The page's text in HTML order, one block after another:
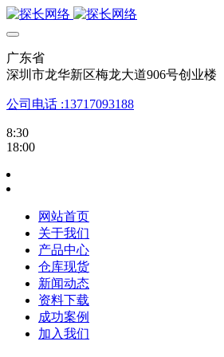
广东省
深圳市龙华新区梅龙大道906号创业楼
公司电话 :13717093188
8:30
18:00
网站首页
关于我们
产品中心
仓库现货
新闻动态
资料下载
成功案例
加入我们